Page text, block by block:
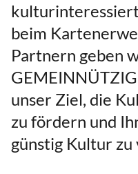
beim
Partnern geben
unser Ziel, die
zu fördern und
günstig Kultur